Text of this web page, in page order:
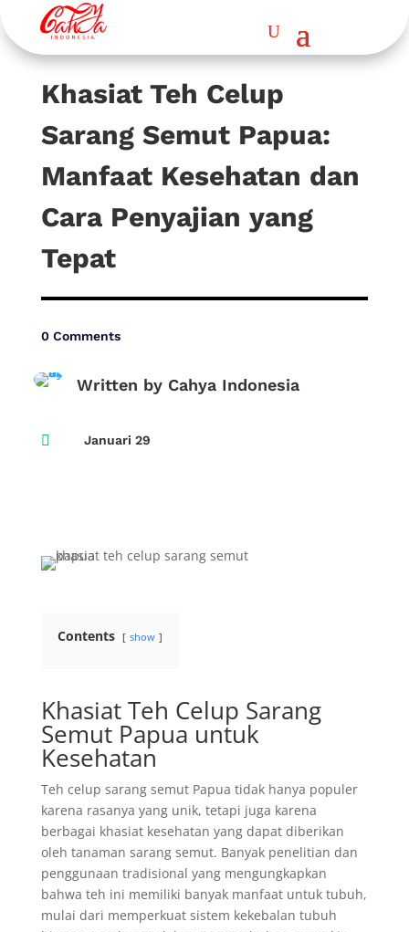
Khasiat Teh Celup
Sarang Semut Papua:
Manfaat Kesehatan dan
Cara Penyajian yang
Tepat
0 Comments
Written by Cahya Indonesia
 Januari 29
Contents show
Khasiat Teh Celup Sarang
Semut Papua untuk
Kesehatan
Teh celup sarang semut Papua tidak hanya populer
karena rasanya yang unik, tetapi juga karena
berbagai khasiat kesehatan yang dapat diberikan
oleh tanaman sarang semut. Banyak penelitian dan
penggunaan tradisional yang mengungkapkan
bahwa teh ini memiliki banyak manfaat untuk tubuh,
mulai dari memperkuat sistem kekebalan tubuh